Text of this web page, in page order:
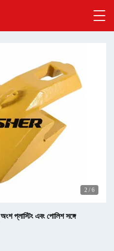
2 / 6
প্লাস্টিং এবং পোলিশ সঙ্গে